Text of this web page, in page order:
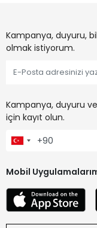
Kampanya, duyuru,
olmak istiyorum.
Kampanya, duyuru
için kayıt olun.
Mobil